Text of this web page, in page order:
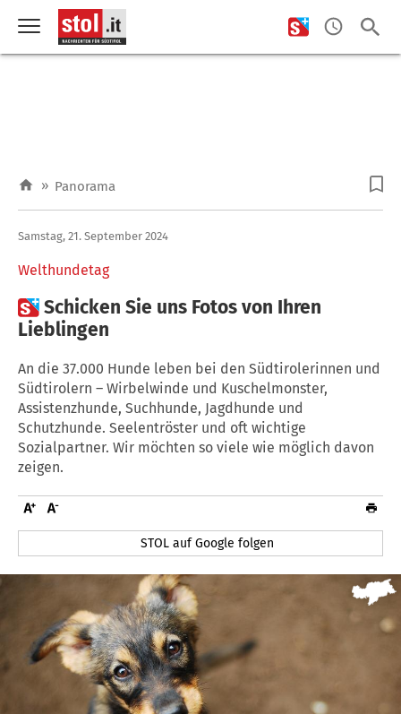
» Panorama
Welthundetag
Samstag, 21. September 2024
Schicken Sie uns Fotos von Ihren
Lieblingen
An die 37.000 Hunde leben bei den Südtirolerinnen und
Südtirolern – Wirbelwinde und Kuschelmonster,
Assistenzhunde, Suchhunde, Jagdhunde und
Schutzhunde. Seelentröster und oft wichtige
Sozialpartner. Wir möchten so viele wie möglich davon
zeigen.
STOL auf Google folgen